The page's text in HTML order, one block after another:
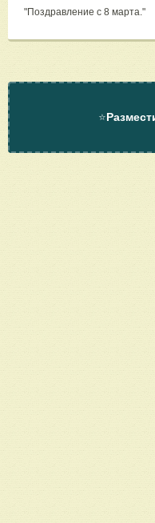
"Поздравление с 8 марта."
⭐